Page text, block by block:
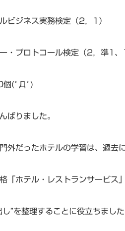
ルビジネス実務検定（2，1）
ー・プロトコール検定（2，準1
個(ﾟДﾟ)
ばりました。
外だったホテルの学習は、過去
「ホテル・レストランサービス
し”を整理することに役立ちまし